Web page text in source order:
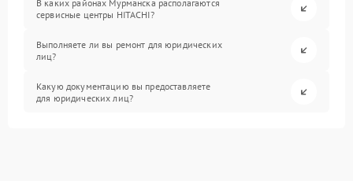
В каких районах Мурманска располагаются
сервисные центры HITACHI?
Выполняете ли вы ремонт для юридических
лиц?
Какую документацию вы предоставляете
для юридических лиц?